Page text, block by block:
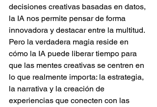
decisiones creativas basadas en datos,
la IA nos permite pensar de forma
innovadora y destacar entre la multitud.
Pero la verdadera magia reside en
cómo la IA puede liberar tiempo para
que las mentes creativas se centren en
lo que realmente importa: la estrategia,
la narrativa y la creación de
experiencias que conecten con las